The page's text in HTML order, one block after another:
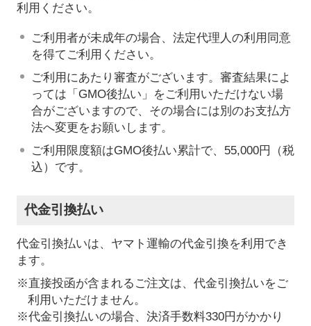
利用ください。
ご利用者が未成年の場合、法定代理人の利用同意
を得てご利用ください。
ご利用にあたり審査がございます。審査結果によ
っては「GMO後払い」をご利用いただけない場
合がございますので、その場合には別のお支払方
法へ変更をお願いします。
ご利用限度額はGMO後払い累計で、55,000円（税
込）です。
代金引換払い
代金引換払いは、ヤマト運輸の代金引換を利用でき
ます。
※直接投函が含まれるご注文は、代金引換払いをご
利用いただけません。
※代金引換払いの場合、決済手数料330円がかかり